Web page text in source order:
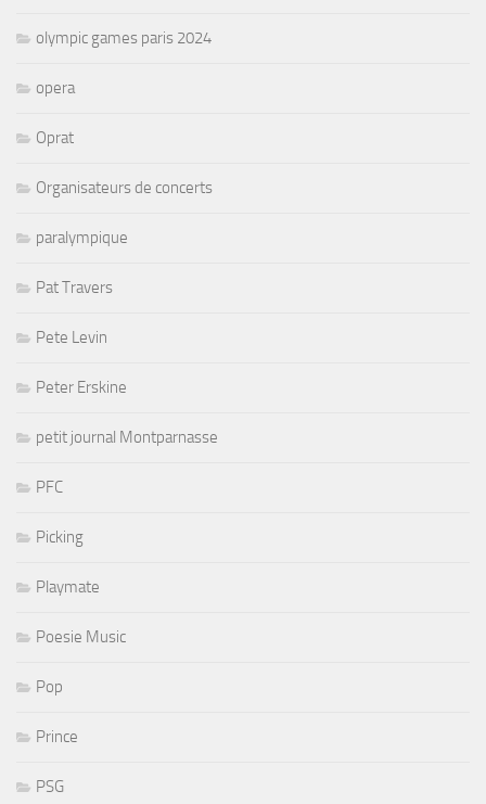
olympic games paris 2024
opera
Oprat
Organisateurs de concerts
paralympique
Pat Travers
Pete Levin
Peter Erskine
petit journal Montparnasse
PFC
Picking
Playmate
Poesie Music
Pop
Prince
PSG